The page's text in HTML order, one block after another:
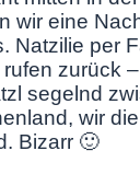
wir eine
Natzilie per
zurück
segelnd
wir
Bizarr 🙂